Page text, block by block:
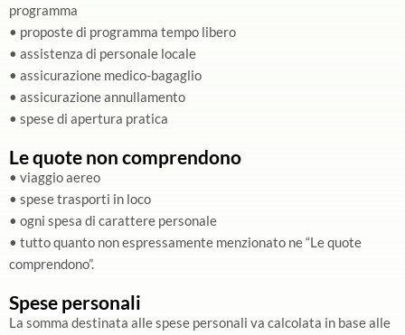
programma
• proposte di programma tempo libero
• assistenza di personale locale
• assicurazione medico-bagaglio
• assicurazione annullamento
• spese di apertura pratica
Le quote non comprendono
• viaggio aereo
• spese trasporti in loco
• ogni spesa di carattere personale
• tutto quanto non espressamente menzionato ne “Le quote
comprendono”.
Spese personali
La somma destinata alle spese personali va calcolata in base alle